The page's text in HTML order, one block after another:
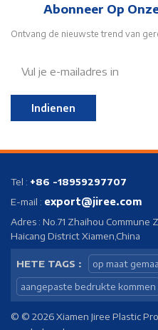
Abonneer Op
Ontvang de nieuwste trend van
Indienen
Tel : +86 -18959297707
E-mail : export@jiree.com
Adres : No.71 Zhaihou
Haicang District Xiamen,China
HETE TAGS :
op maat
aangepaste bedrukte kommen
© © 2026 Xiamen Jiree Plastic